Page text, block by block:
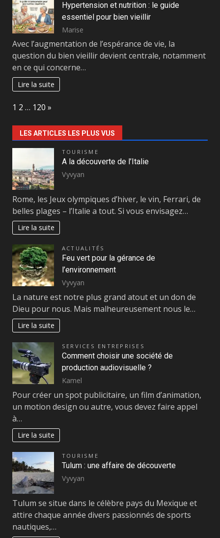
Hypertension et nutrition : le guide
essentiel pour bien vieillir
Marise
Avec l’augmentation de l’espérance de vie, la
question du bien vieillir devient centrale, notamment
en ce qui concerne…
Lire la suite
Page:
1 2 … 120 Next
»
LES ARTICLES LES PLUS VUS
TOURISME
A la découverte de l’Italie
Vyvyan
Rome, les Jeux olympiques d’hiver, le vin, Ferrari, de
belles plages – l’Italie a tout. Si vous envisagez…
Lire la suite
ACTUALITÉS
Feu vert pour la gérance de
l’environnement
Vyvyan
La nature est notre plus grand atout et un don de
Dieu pour nous. Mais malheureusement nous le…
Lire la suite
SERVICES ENTREPRISES
Comment choisir une société de
production audiovisuelle ?
Kamel
Pour créer un spot publicitaire, un film d’animation,
un motion design ou autre, vous devez faire appel
à…
Lire la suite
TOURISME
Tulum : une affaire de découverte
Vyvyan
Tulum se situe dans le célèbre pays du Mexique et
attire chaque année divers passionnés de sports
nautiques,…